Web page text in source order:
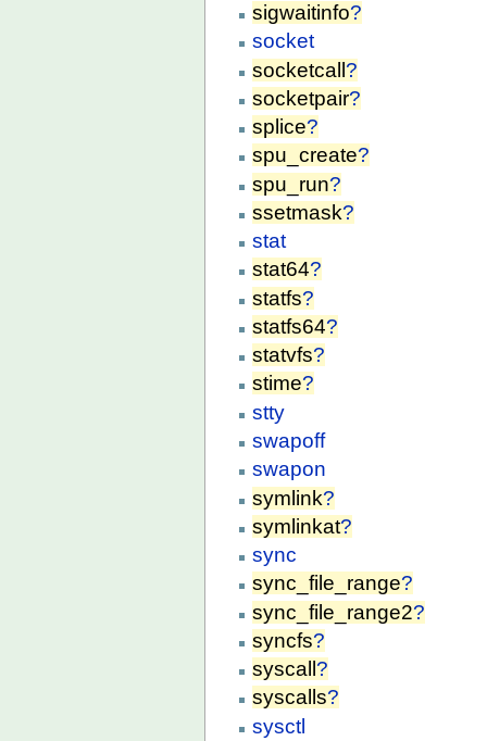
sigwaitinfo?
socket
socketcall?
socketpair?
splice?
spu_create?
spu_run?
ssetmask?
stat
stat64?
statfs?
statfs64?
statvfs?
stime?
stty
swapoff
swapon
symlink?
symlinkat?
sync
sync_file_range?
sync_file_range2?
syncfs?
syscall ?
syscalls?
sysctl